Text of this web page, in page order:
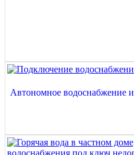
Автономное водоснабжение